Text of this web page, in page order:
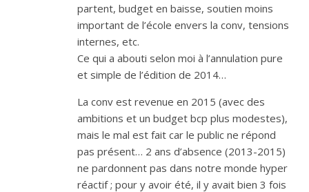
partent, budget en baisse, soutien moins
important de l’école envers la conv, tensions
internes, etc.
Ce qui a abouti selon moi à l’annulation pure
et simple de l’édition de 2014…
La conv est revenue en 2015 (avec des
ambitions et un budget bcp plus modestes),
mais le mal est fait car le public ne répond
pas présent… 2 ans d’absence (2013-2015)
ne pardonnent pas dans notre monde hyper
réactif ; pour y avoir été, il y avait bien 3 fois